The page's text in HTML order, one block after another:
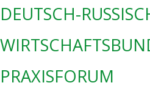
DEUTSCH-
PRAXISFORUM